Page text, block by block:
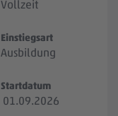
Vollzeit
Einstiegsart
Ausbildung
Startdatum
01.09.2026